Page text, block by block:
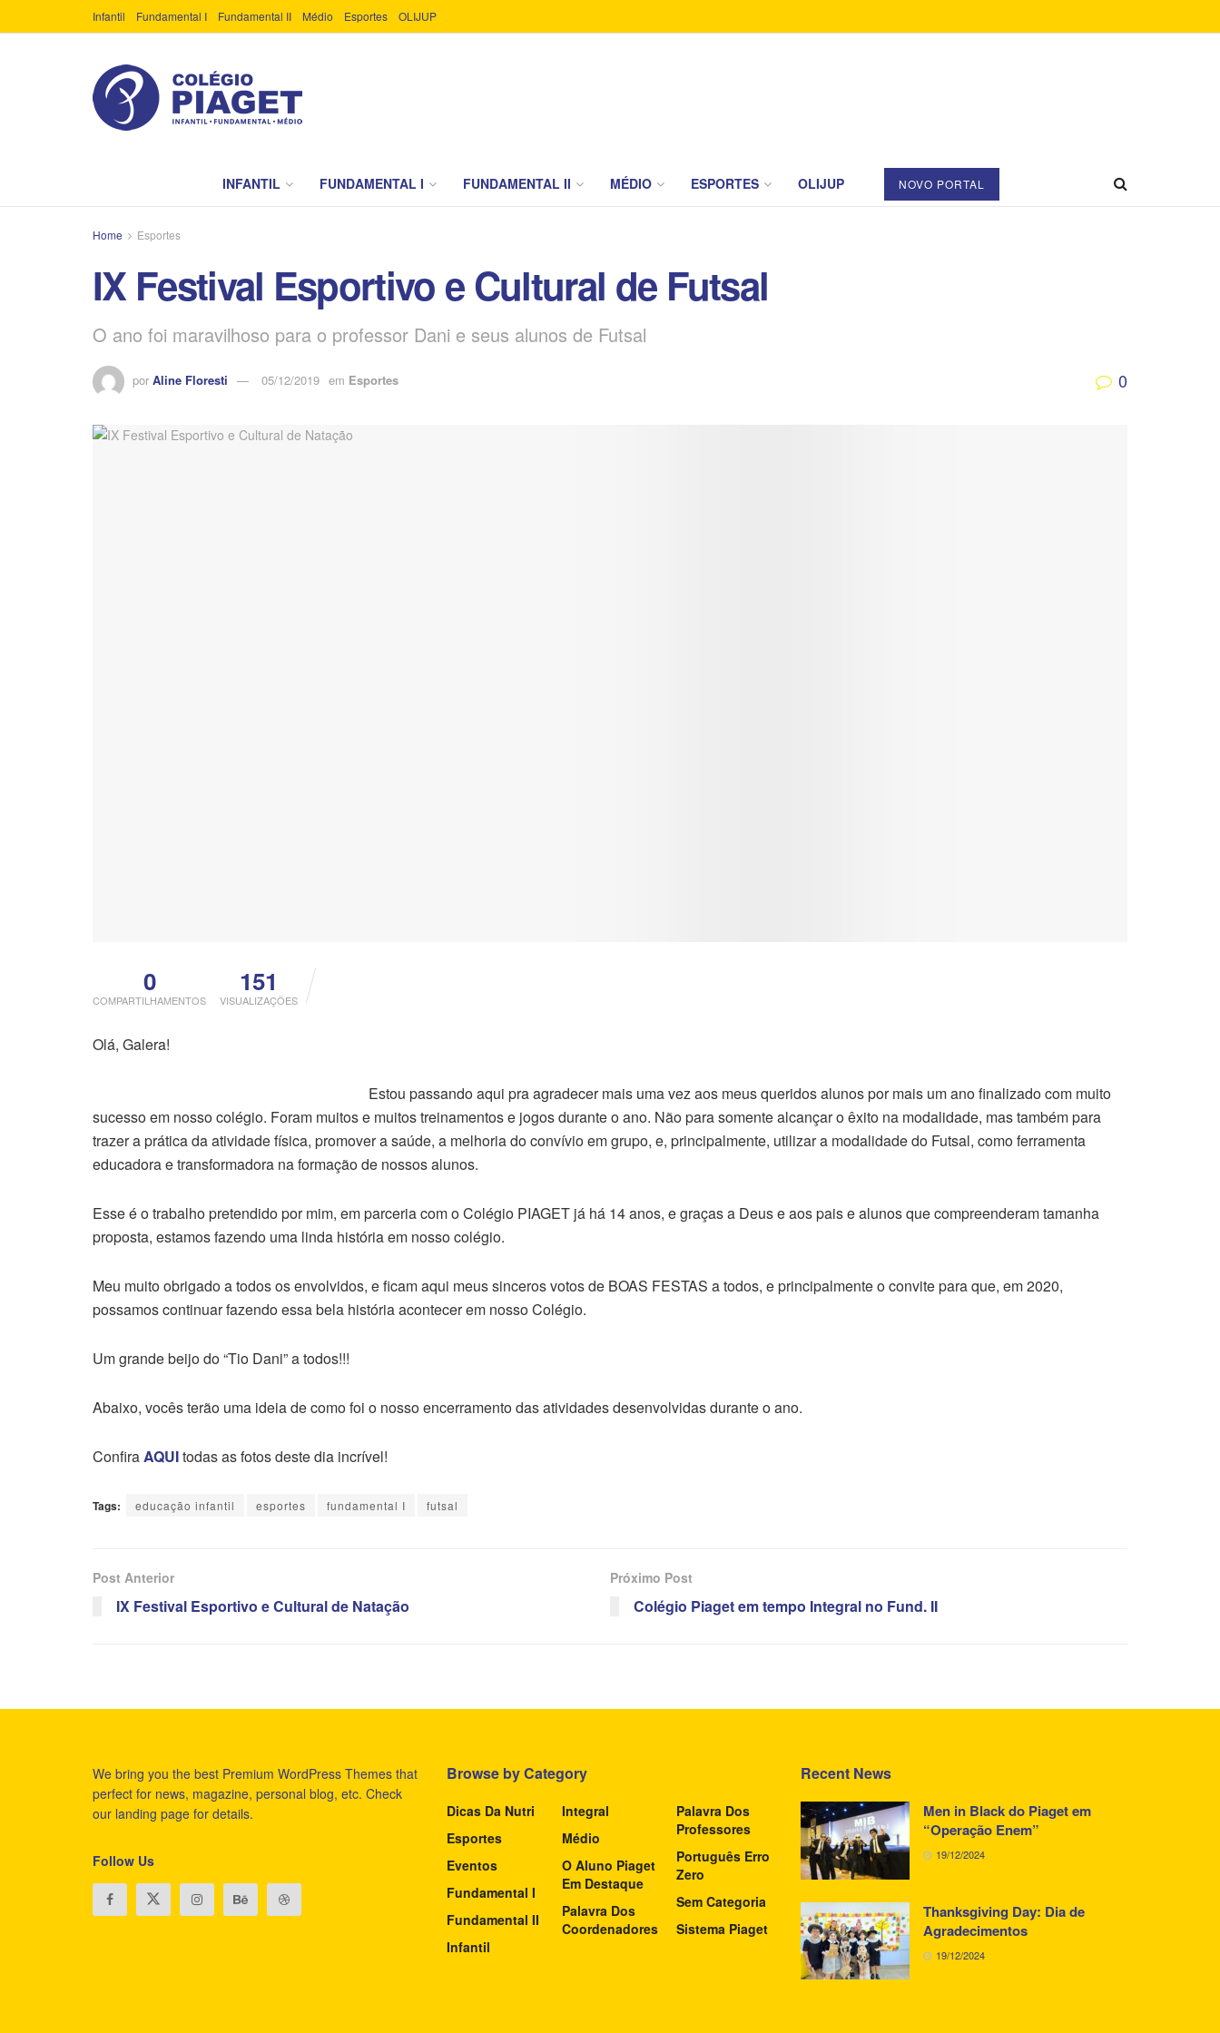
Infantil Fundamental I Fundamental II Médio Esportes OLIJUP
INFANTIL FUNDAMENTAL I FUNDAMENTAL II MÉDIO ESPORTES OLIJUP NOVO PORTAL
Home Esportes
IX Festival Esportivo e Cultural de Futsal
O ano foi maravilhoso para o professor Dani e seus alunos de Futsal
por Aline Floresti 05/12/2019 em Esportes 0
0
COMPARTILHAMENTOS
151
VISUALIZAÇÕES
Olá, Galera!
Estou passando aqui pra agradecer mais uma vez aos meus queridos alunos por mais um ano finalizado com muito
sucesso em nosso colégio. Foram muitos e muitos treinamentos e jogos durante o ano. Não para somente alcançar o êxito na modalidade, mas também para
trazer a prática da atividade física, promover a saúde, a melhoria do convívio em grupo, e, principalmente, utilizar a modalidade do Futsal, como ferramenta
educadora e transformadora na formação de nossos alunos.
Esse é o trabalho pretendido por mim, em parceria com o Colégio PIAGET já há 14 anos, e graças a Deus e aos pais e alunos que compreenderam tamanha
proposta, estamos fazendo uma linda história em nosso colégio.
Meu muito obrigado a todos os envolvidos, e ficam aqui meus sinceros votos de BOAS FESTAS a todos, e principalmente o convite para que, em 2020,
possamos continuar fazendo essa bela história acontecer em nosso Colégio.
Um grande beijo do “Tio Dani” a todos!!!
Abaixo, vocês terão uma ideia de como foi o nosso encerramento das atividades desenvolvidas durante o ano.
ConfiraAQUItodas as fotos deste dia incrível!
Tags: educação infantil esportes fundamental I futsal
Post Anterior
IX Festival Esportivo e Cultural de Natação
Próximo Post
Colégio Piaget em tempo Integral no Fund. II
We bring you the best Premium WordPress Themes that
perfect for news, magazine, personal blog, etc. Check
our landing page for details.
Follow Us
Browse by Category
Dicas Da Nutri
Esportes
Eventos
Fundamental I
Fundamental II
Infantil
Integral
Médio
O Aluno Piaget
Em Destaque
Palavra Dos
Coordenadores
Palavra Dos
Professores
Português Erro
Zero
Sem Categoria
Sistema Piaget
Recent News
Men in Black do Piaget em
“Operação Enem”
19/12/2024
Thanksgiving Day: Dia de
Agradecimentos
19/12/2024